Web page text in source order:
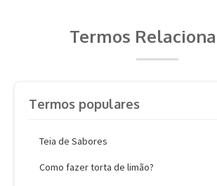
Termos
Termos populares
Teia de Sabores
Como fazer torta de limão?